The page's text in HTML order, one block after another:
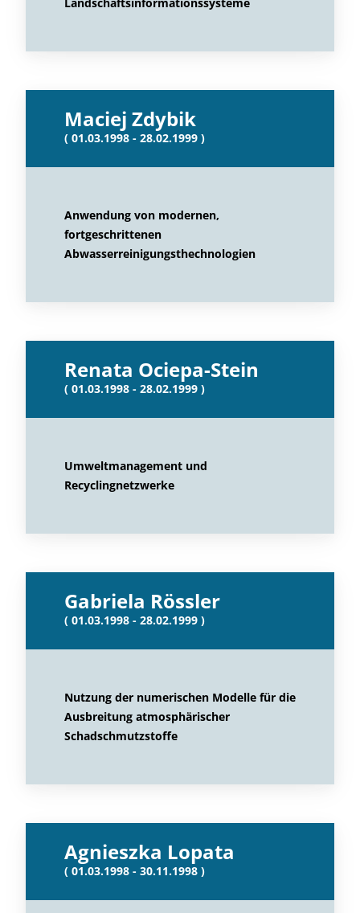
Maciej Zdybik
( 01.03.1998 - 28.02.1999 )
Anwendung von modernen,
fortgeschrittenen
Abwasserreinigungsthechnologien
Renata Ociepa-Stein
( 01.03.1998 - 28.02.1999 )
Umweltmanagement und
Recyclingnetzwerke
Gabriela Rössler
( 01.03.1998 - 28.02.1999 )
Nutzung der numerischen Modelle für die
Ausbreitung atmosphärischer
Schadschmutzstoffe
Agnieszka Lopata
( 01.03.1998 - 30.11.1998 )